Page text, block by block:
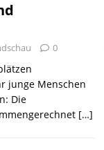
0
junge Menschen
Die
[…]